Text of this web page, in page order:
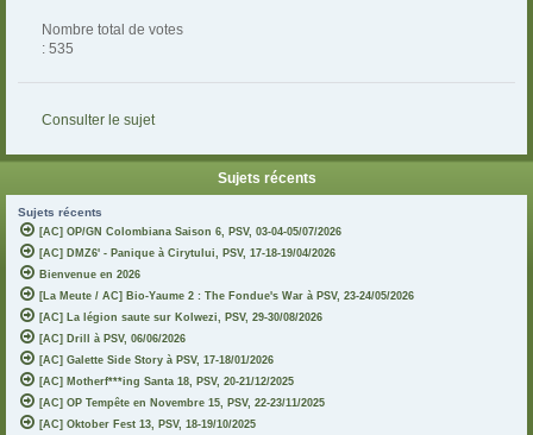
Nombre total de votes
: 535
Consulter le sujet
Sujets récents
Sujets récents
[AC] OP/GN Colombiana Saison 6, PSV, 03-04-05/07/2026
[AC] DMZ6' - Panique à Cirytului, PSV, 17-18-19/04/2026
Bienvenue en 2026
[La Meute / AC] Bio-Yaume 2 : The Fondue's War à PSV, 23-24/05/2026
[AC] La légion saute sur Kolwezi, PSV, 29-30/08/2026
[AC] Drill à PSV, 06/06/2026
[AC] Galette Side Story à PSV, 17-18/01/2026
[AC] Motherf***ing Santa 18, PSV, 20-21/12/2025
[AC] OP Tempête en Novembre 15, PSV, 22-23/11/2025
[AC] Oktober Fest 13, PSV, 18-19/10/2025